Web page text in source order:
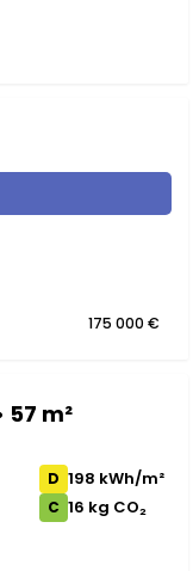
175 000 €
m²
D 198 kWh/m²
C 16 kg CO₂